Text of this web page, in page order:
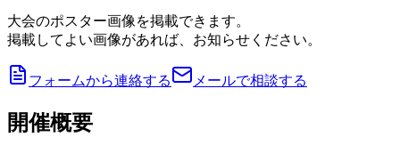
大会のポスター画像を掲載できます。
掲載してよい画像があれば、お知らせください。
フォームから連絡する メールで相談する
開催概要